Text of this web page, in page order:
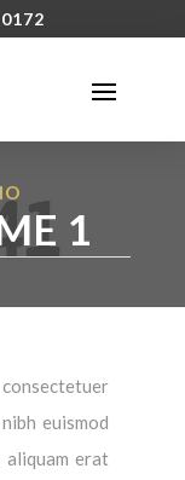
1
euismod
erat